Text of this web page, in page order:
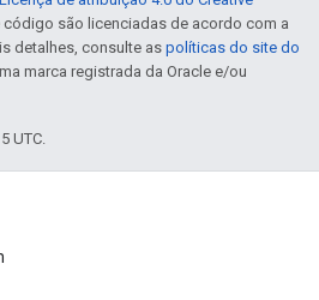
código são licenciadas de acordo com a
detalhes, consulte as políticas do site do
marca registrada da Oracle e/ou
UTC.